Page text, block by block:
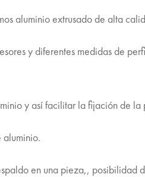
aluminio extrusado de alta
y diferentes medidas de
y así facilitar la fijación de la
aluminio.
en una pieza,, posibilidad